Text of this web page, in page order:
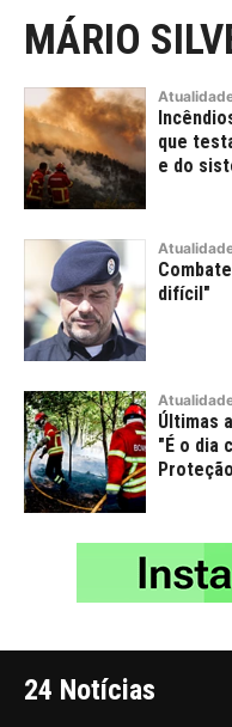
MÁRIO
que
e do
difícil"
Últimas
"É o dia
24 Notícias